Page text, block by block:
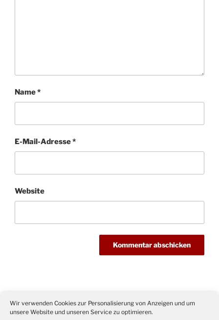
Wir verwenden Cookies zur Personalisierung von Anzeigen und um
unsere Website und unseren Service zu optimieren.
Name*
E-Mail-Adresse*
Website
Beitragsnavigation
Vorheriger
Beitrag
ZURÜCK